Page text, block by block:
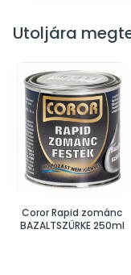
Utoljára
Coror Rapid zománc
BAZALTSZÜRKE 250ml